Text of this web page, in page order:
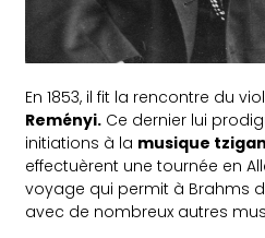
En 1853, il fit la rencontre du
Reményi. Ce dernier lui
initiations à la musique
effectuèrent une tournée en
voyage qui permit à Brahms
avec de nombreux autres